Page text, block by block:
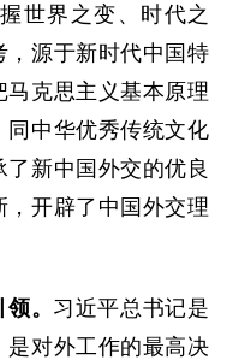
世界之变、时代之
源于新时代中国特
克思主义基本原理
同中华优秀传统文化
新中国外交的优良
开辟了中国外交理
。 习近平总书记是
是对外工作的最高决